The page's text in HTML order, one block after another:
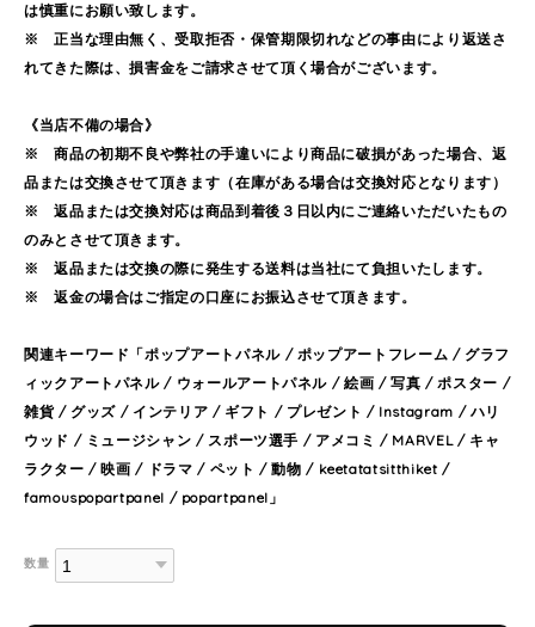
は慎重にお願い致します。
※ 正当な理由無く、受取拒否・保管期限切れなどの事由により返送さ
れてきた際は、損害金をご請求させて頂く場合がございます。
《当店不備の場合》
※ 商品の初期不良や弊社の手違いにより商品に破損があった場合、返
品または交換させて頂きます（在庫がある場合は交換対応となります）
※ 返品または交換対応は商品到着後３日以内にご連絡いただいたもの
のみとさせて頂きます。
※ 返品または交換の際に発生する送料は当社にて負担いたします。
※ 返金の場合はご指定の口座にお振込させて頂きます。
関連キーワード「ポップアートパネル / ポップアートフレーム / グラフ
ィックアートパネル / ウォールアートパネル / 絵画 / 写真 / ポスター /
雑貨 / グッズ / インテリア / ギフト / プレゼント / Instagram / ハリ
ウッド / ミュージシャン / スポーツ選手 / アメコミ / MARVEL / キャ
ラクター / 映画 / ドラマ / ペット / 動物 / keetatatsitthiket /
famouspopartpanel / popartpanel」
数量